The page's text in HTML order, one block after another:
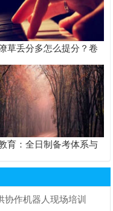
草丢分多怎么提分？卷
规范团体标准给出答案
育：全日制备考体系与
协作机器人现场培训